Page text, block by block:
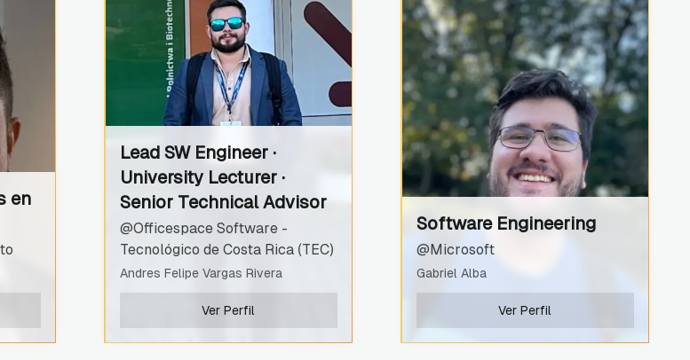
en
Lead SW Engineer ·
University Lecturer ·
Senior Technical Advisor
@Officespace Software -
Tecnológico de Costa Rica (TEC)
Andres Felipe Vargas Rivera
Ver Perfil
Software Engineering
@Microsoft
Gabriel Alba
Ver Perfil